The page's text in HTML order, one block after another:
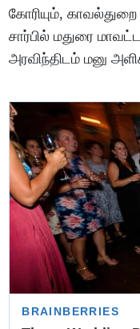
கோரியும், காவல்துறை
சார்பில் மதுரை
அரவிந்திடம் மனு